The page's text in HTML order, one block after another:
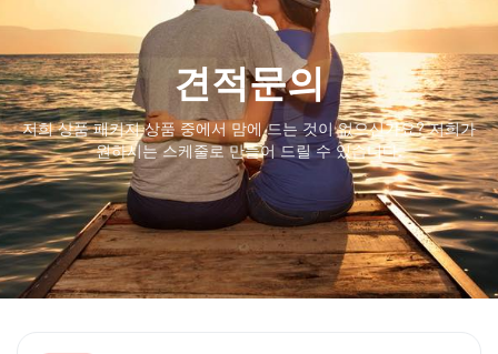
견적문의
저희 상품 패키지 상품 중에서 맘에 드는 것이 없으신가요? 저희가
원하시는 스케줄로 만들어 드릴 수 있습니다.